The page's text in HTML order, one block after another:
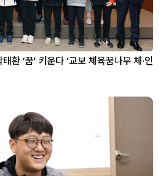
환 ‘꿈’ 키운다 ‘교보 체육꿈나무 체·인